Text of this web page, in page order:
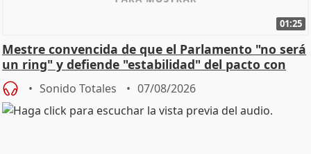
01:25
Mestre convencida de que el Parlamento "no será
un ring" y defiende "estabilidad" del pacto con
Vox
Sonido Totales 07/08/2026